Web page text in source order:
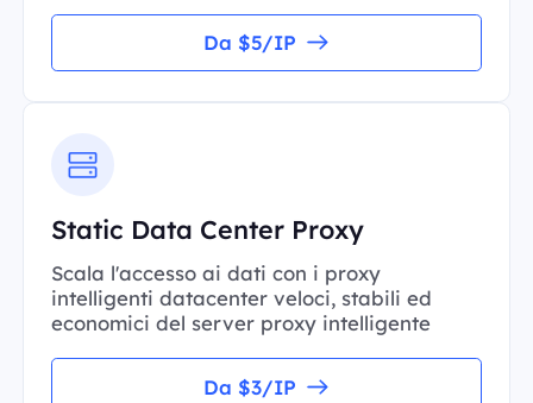
Da $5/IP
Static Data Center Proxy
Scala l'accesso ai dati con i proxy
intelligenti datacenter veloci, stabili ed
economici del server proxy intelligente
Da $3/IP